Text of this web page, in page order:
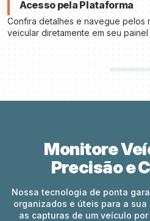
Acesso pela Plataforma
Confira detalhes e navegue pelos
veicular diretamente em seu
Monitore
Precisão e
Nossa tecnologia de ponta
organizados e úteis para a
as capturas de um veículo